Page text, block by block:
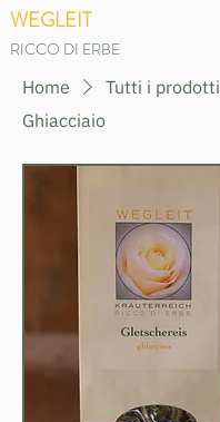
WEGLEIT
RICCO DI ERBE
Home
Tutti i prodotti
Ghiacciaio